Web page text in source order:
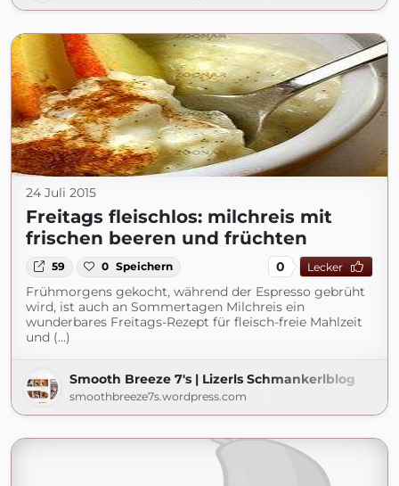
24 Juli 2015
Freitags fleischlos: milchreis mit
frischen beeren und früchten
59 0 Speichern 0 Lecker
Frühmorgens gekocht, während der Espresso gebrüht
wird, ist auch an Sommertagen Milchreis ein
wunderbares Freitags-Rezept für fleisch-freie Mahlzeit
und (...)
Smooth Breeze 7's | Lizerls Schmankerlblog
smoothbreeze7s.wordpress.com